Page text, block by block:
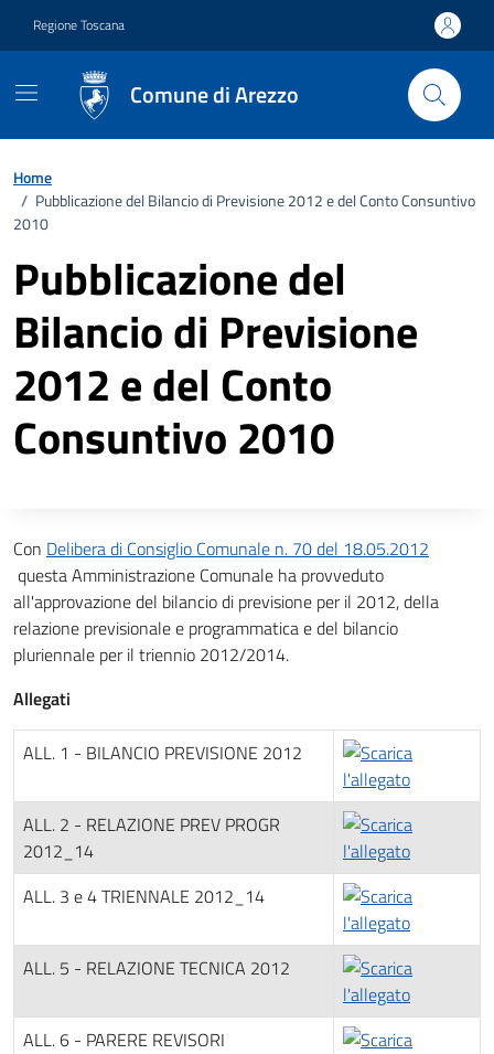
Regione Toscana
Comune di Arezzo
Home
/ Pubblicazione del Bilancio di Previsione 2012 e del Conto Consuntivo
2010
Pubblicazione del
Bilancio di Previsione
2012 e del Conto
Consuntivo 2010
Descrizione completa
Con Delibera di Consiglio Comunale n. 70 del 18.05.2012
questa Amministrazione Comunale ha provveduto
all'approvazione del bilancio di previsione per il 2012, della
relazione previsionale e programmatica e del bilancio
pluriennale per il triennio 2012/2014.
Allegati
ALL. 1 - BILANCIO PREVISIONE 2012
ALL. 2 - RELAZIONE PREV PROGR
2012_14
ALL. 3 e 4 TRIENNALE 2012_14
ALL. 5 - RELAZIONE TECNICA 2012
ALL. 6 - PARERE REVISORI